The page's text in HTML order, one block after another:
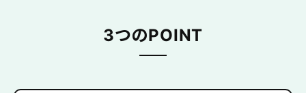
3つのPOINT